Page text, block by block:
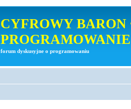
CYFROWY BARON
PROGRAMOWANIE
forum dyskusyjne o programowaniu